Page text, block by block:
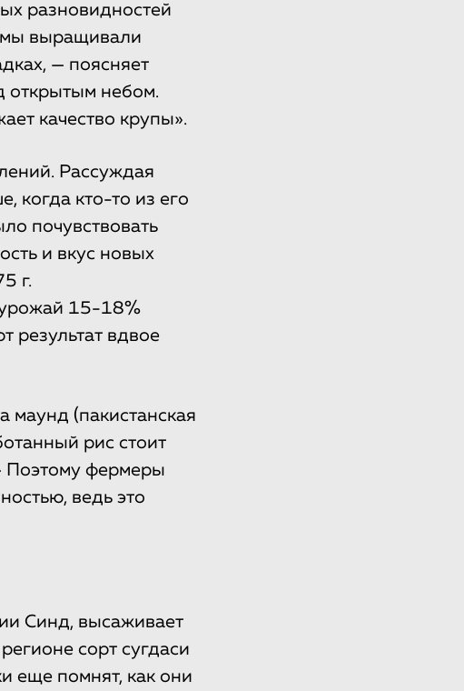
разновидностей
мы выращивали
— поясняет
открытым небом.
качество крупы».
Рассуждая
когда кто-то из его
почувствовать
и вкус новых
г.
15-18%
результат вдвое
маунд (пакистанская
рис стоит
Поэтому фермеры
ведь это
Синд, высаживает
сорт сугдаси
еще помнят, как они